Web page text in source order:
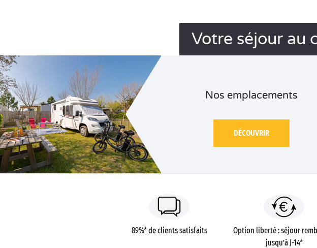
Votre séjour au
Nos emplacements
DÉCOUVRIR
89%* de clients satisfaits
Option liberté : séjour
jusqu’à J-14*